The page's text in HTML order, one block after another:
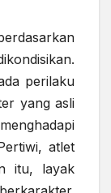
perilaku
yang asli
atlet
itu, layak